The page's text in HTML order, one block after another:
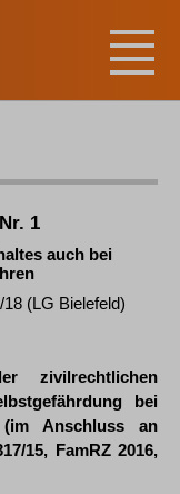
1
auch bei
(LG Bielefeld)
zivilrechtlichen
bei
(im Anschluss an
15, FamRZ 2016,